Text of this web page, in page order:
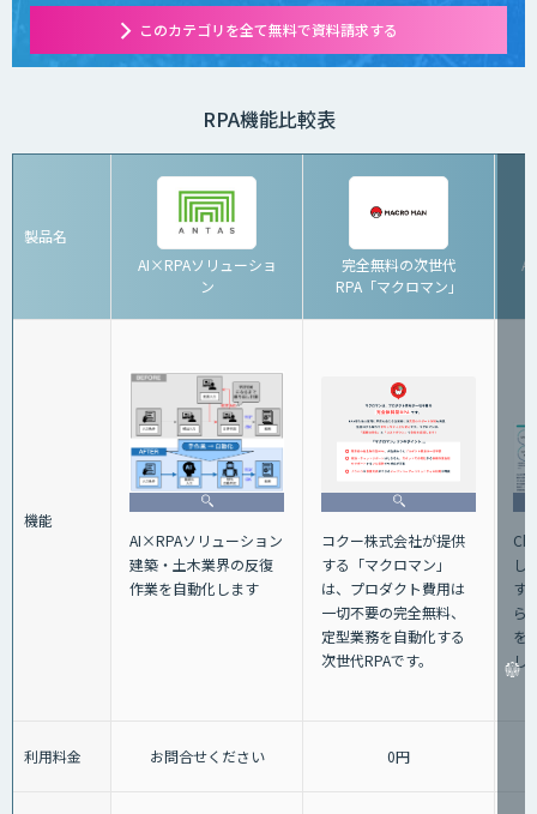
このカテゴリを全て無料で資料請求する
RPA機能比較表
製品名
AI×RPAソリューショ
ン
完全無料の次世代
RPA「マクロマン」
機能
AI×RPAソリューション
建築・土木業界の反復
作業を自動化します
コクー株式会社が提供
する「マクロマン」
は、プロダクト費用は
一切不要の完全無料、
定型業務を自動化する
次世代RPAです。
し
す
ら
を
し
利用料金 お問合せください 0円